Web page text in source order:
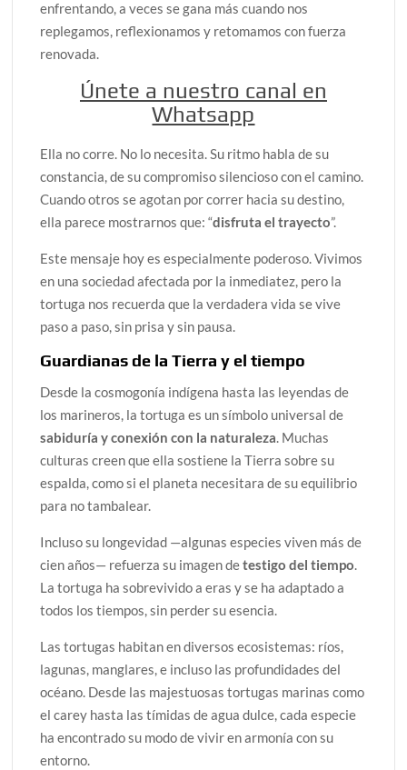
enfrentando, a veces se gana más cuando nos
replegamos, reflexionamos y retomamos con fuerza
renovada.
Únete a nuestro canal en
Whatsapp
Ella no corre. No lo necesita. Su ritmo habla de su
constancia, de su compromiso silencioso con el camino.
Cuando otros se agotan por correr hacia su destino,
ella parece mostrarnos que: “disfruta el trayecto”.
Este mensaje hoy es especialmente poderoso. Vivimos
en una sociedad afectada por la inmediatez, pero la
tortuga nos recuerda que la verdadera vida se vive
paso a paso, sin prisa y sin pausa.
Guardianas de la Tierra y el tiempo
Desde la cosmogonía indígena hasta las leyendas de
los marineros, la tortuga es un símbolo universal de
sabiduría y conexión con la naturaleza. Muchas
culturas creen que ella sostiene la Tierra sobre su
espalda, como si el planeta necesitara de su equilibrio
para no tambalear.
Incluso su longevidad —algunas especies viven más de
cien años— refuerza su imagen detestigo del tiempo.
La tortuga ha sobrevivido a eras y se ha adaptado a
todos los tiempos, sin perder su esencia.
Las tortugas habitan en diversos ecosistemas: ríos,
lagunas, manglares, e incluso las profundidades del
océano. Desde las majestuosas tortugas marinas como
el carey hasta las tímidas de agua dulce, cada especie
ha encontrado su modo de vivir en armonía con su
entorno.